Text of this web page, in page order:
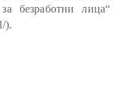
безработни лица“
).